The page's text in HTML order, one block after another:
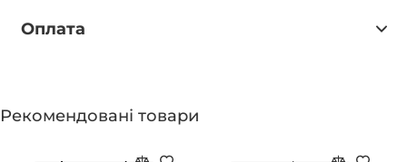
Оплата
Рекомендовані товари